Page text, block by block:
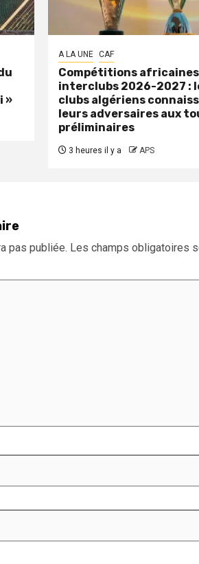
»
A LA UNE CAF
Compétitions africaines
interclubs 2026-2027 :
clubs algériens
leurs adversaires aux
préliminaires
3 heures il y a APS
pas publiée. Les champs obligatoires